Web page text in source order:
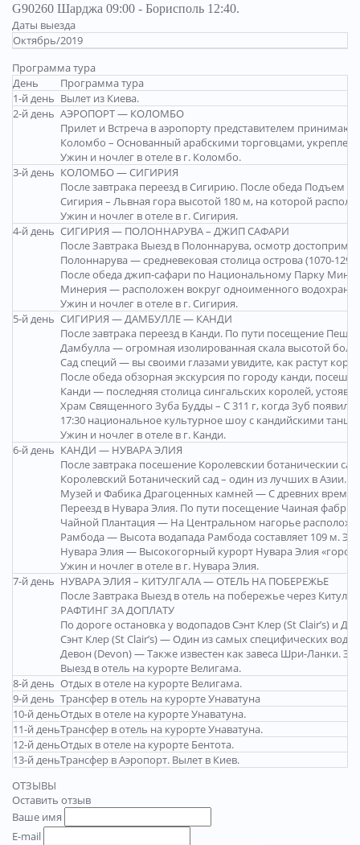
G90260 Шарджа 09:00 - Борисполь 12:40.
Даты выезда
Октябрь/2019
Программа тура
День
Программа тура
1-й день Вылет из Киева.
2-й день АЭРОПОРТ — КОЛОМБО
Прилет и Встреча в аэропорту представителем
Коломбо – Основанный арабскими торговцами,
Ужин и ночлег в отеле в г. Коломбо.
3-й день КОЛОМБО — СИГИРИЯ
После завтрака переезд в Сигирию. После обеда Подъем
Сигирия – Львная гора высотой 180 м, на которой
Ужин и ночлег в отеле в г. Сигирия.
4-й день СИГИРИЯ — ПОЛОННАРУВА – ДЖИП САФАРИ
После Завтрака Выезд в Полоннарува, осмотр
Полоннарува — средневековая столица острова (1070-
После обеда джип-сафари по Национальному Парку
Минерия — расположен вокруг одноименного
Ужин и ночлег в отеле в г. Сигирия.
5-й день СИГИРИЯ — ДАМБУЛЛЕ — КАНДИ
После завтрака переезд в Канди. По пути посещение
Дамбулла — огромная изолированная скала высотой
Сад специй — вы своими глазами увидите, как растут
После обеда обзорная экскурсия по городу канди,
Канди — последняя столица сингальских королей,
Храм Священного Зуба Будды – С 311 г, когда Зуб
17:30 национальное культурное шоу с кандийскими
Ужин и ночлег в отеле в г. Канди.
6-й день КАНДИ — НУВАРА ЭЛИЯ
После завтрака посешение Королевскии ботаническии
Королевский Ботанический сад – один из лучших в
Музей и Фабика Драгоценных камней — С древних
Переезд в Нувара Элия. По пути посещение Чаиная
Чайной Плантация — На Центральном нагорье
Рамбода — Высота водапада Рамбода составляет 109 м.
Нувара Элия — Высокогорный курорт Нувара Элия
Ужин и ночлег в отеле в г. Нувара Элия.
7-й день НУВАРА ЭЛИЯ – КИТУЛГАЛА — ОТЕЛЬ НА ПОБЕРЕЖЬЕ
После Завтрака Выезд в отель на побережье через
РАФТИНГ ЗА ДОПЛАТУ
По дороге остановка у водопадов Сэнт Клер (St Clair’s) и
Сэнт Клер (St Clair’s) — Один из самых специфических
Девон (Devon) — Также известен как завеса Шри-Ланки.
Выезд в отель на курорте Велигама.
8-й день Отдых в отеле на курорте Велигама.
9-й день Трансфер в отель на курорте Унаватуна
10-й деньОтдых в отеле на курорте Унаватуна.
11-й деньТрансфер в отель на курорте Унаватуна.
12-й деньОтдых в отеле на курорте Бентота.
13-й деньТрансфер в Аэропорт. Вылет в Киев.
ОТЗЫВЫ
Оставить отзыв
Ваше имя
E-mail